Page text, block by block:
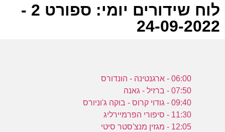
לוח שידורים יומי: ספורט 2 -
24-09-2022
06:00 - ארגנטינה - הונדורס
07:50 - ברזיל - גאנה
09:40 - גודוי קרוס - בוקה ג'וניורס
11:30 - סיפורי הפרמיירליג
12:05 - מגזין מנצ'סטר סיטי